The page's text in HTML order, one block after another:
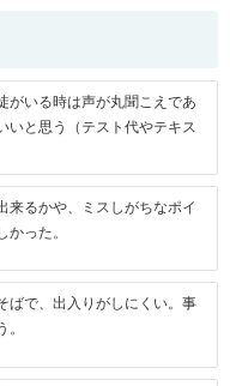
がいる時は声が丸聞こえであ
いと思う（テスト代やテキス
来るかや、ミスしがちなポイ
った。
ばで、出入りがしにくい。事